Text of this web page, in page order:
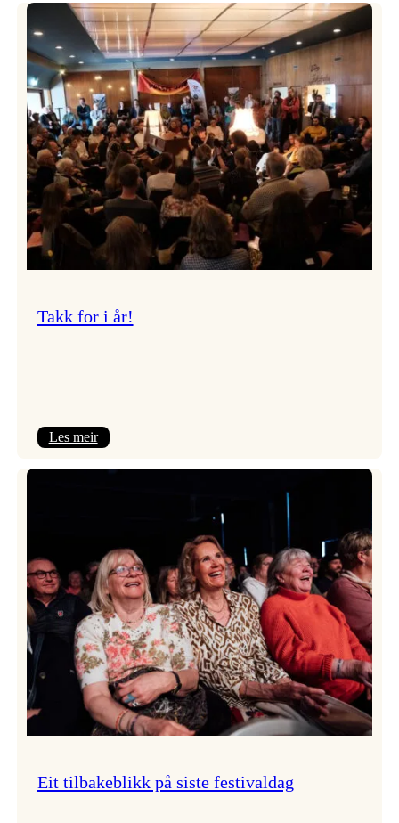
frå
Vossa
Jazz
om
endringar
i
administrasjonen
Takk for i år!
Les meir:
Eit tilbakeblikk på siste festivaldag